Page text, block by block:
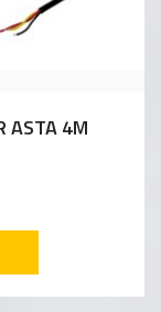
ASTA 4M